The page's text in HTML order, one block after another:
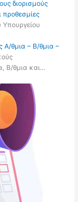
διορισμούς
προθεσμίες
Α/θμια – Β/θμια –
Β/θμια και…